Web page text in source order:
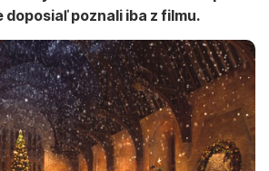
poznali iba z filmu.